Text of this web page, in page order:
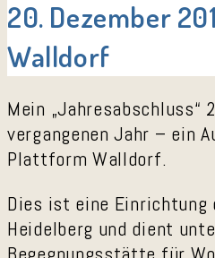
20. Dezember
Walldorf
Mein „Jahresabschluss“
vergangenen Jahr – ein
Plattform Walldorf.
Dies ist eine
Heidelberg und dient